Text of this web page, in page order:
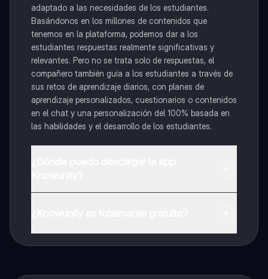
adaptado a las necesidades de los estudiantes.
Basándonos en los millones de contenidos que
tenemos en la plataforma, podemos dar a los
estudiantes respuestas realmente significativas y
relevantes. Pero no se trata solo de respuestas, el
compañero también guía a los estudiantes a través de
sus retos de aprendizaje diarios, con planes de
aprendizaje personalizados, cuestionarios o contenidos
en el chat y una personalización del 100% basada en
las habilidades y el desarrollo de los estudiantes.